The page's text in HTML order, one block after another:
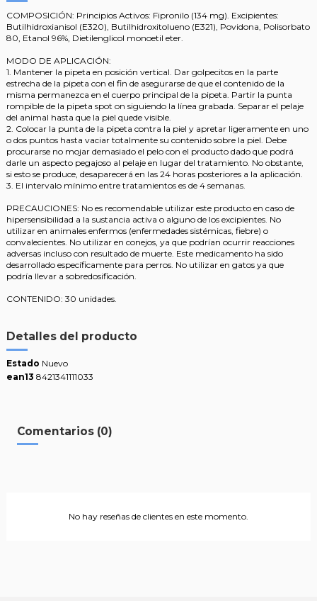
COMPOSICIÓN: Principios Activos: Fipronilo (134 mg). Excipientes:
Butilhidroxianisol (E320), Butilhidroxitolueno (E321), Povidona, Polisorbato
80, Etanol 96%, Dietilenglicol monoetil eter.
MODO DE APLICACIÓN:
1. Mantener la pipeta en posición vertical. Dar golpecitos en la parte
estrecha de la pipeta con el fin de asegurarse de que el contenido de la
misma permanezca en el cuerpo principal de la pipeta. Partir la punta
rompible de la pipeta spot on siguiendo la línea grabada. Separar el pelaje
del animal hasta que la piel quede visible.
2. Colocar la punta de la pipeta contra la piel y apretar ligeramente en uno
o dos puntos hasta vaciar totalmente su contenido sobre la piel. Debe
procurarse no mojar demasiado el pelo con el producto dado que podrá
darle un aspecto pegajoso al pelaje en lugar del tratamiento. No obstante,
si esto se produce, desaparecerá en las 24 horas posteriores a la aplicación.
3. El intervalo mínimo entre tratamientos es de 4 semanas.
PRECAUCIONES: No es recomendable utilizar este producto en caso de
hipersensibilidad a la sustancia activa o alguno de los excipientes. No
utilizar en animales enfermos (enfermedades sistémicas, fiebre) o
convalecientes. No utilizar en conejos, ya que podrían ocurrir reacciones
adversas incluso con resultado de muerte. Este medicamento ha sido
desarrollado específicamente para perros. No utilizar en gatos ya que
podría llevar a sobredosificación.
CONTENIDO: 30 unidades.
Detalles del producto
Estado Nuevo
ean13 8421341111033
Comentarios (0)
No hay reseñas de clientes en este momento.